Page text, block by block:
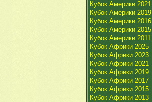
Кубок Америки 2021
Кубок Америки 2019
Кубок Америки 2016
Кубок Америки 2015
Кубок Америки 2011
Кубок Африки 2025
Кубок Африки 2023
Кубок Африки 2021
Кубок Африки 2019
Кубок Африки 2017
Кубок Африки 2015
Кубок Африки 2013